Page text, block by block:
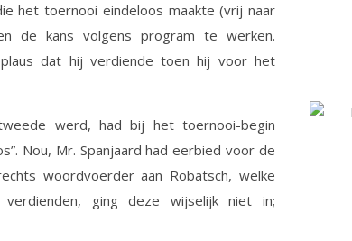
het toernooi eindeloos maakte (vrij naar
de kans volgens program te werken.
dat hij verdiende toen hij voor het
werd, had bij het toernooi-begin
Nou, Mr. Spanjaard had eerbied voor de
woordvoerder aan Robatsch, welke
ging deze wijselijk niet in;